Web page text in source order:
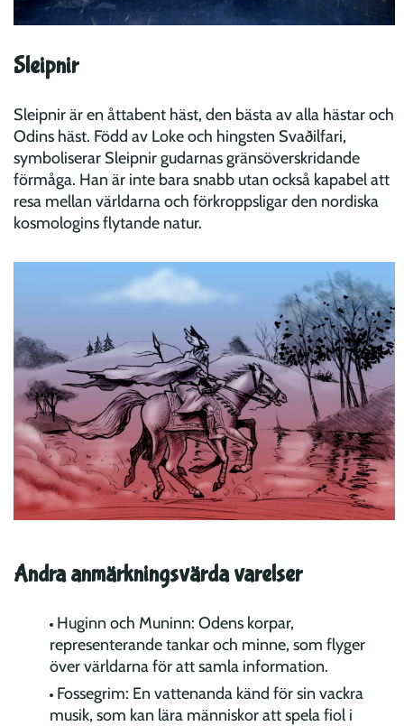
Sleipnir
Sleipnir är en åttabent häst, den bästa av alla hästar och
Odins häst. Född av Loke och hingsten Svaðilfari,
symboliserar Sleipnir gudarnas gränsöverskridande
förmåga. Han är inte bara snabb utan också kapabel att
resa mellan världarna och förkroppsligar den nordiska
kosmologins flytande natur.
Andra anmärkningsvärda varelser
Huginn och Muninn: Odens korpar,
representerande tankar och minne, som flyger
över världarna för att samla information.
Fossegrim: En vattenanda känd för sin vackra
musik, som kan lära människor att spela fiol i